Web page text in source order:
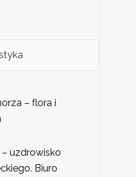
– flora i
uzdrowisko
Biuro